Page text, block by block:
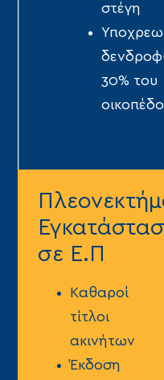
στέγη
30% του
σε Ε.Π
Kαθαροί
τίτλοι
ακινήτων
Έκδοση